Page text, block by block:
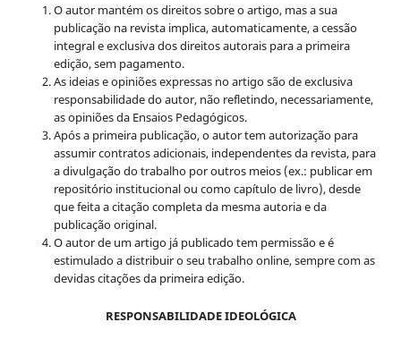
O autor mantém os direitos sobre o artigo, mas a sua
publicação na revista implica, automaticamente, a cessão
integral e exclusiva dos direitos autorais para a primeira
edição, sem pagamento.
As ideias e opiniões expressas no artigo são de exclusiva
responsabilidade do autor, não refletindo, necessariamente,
as opiniões da Ensaios Pedagógicos.
Após a primeira publicação, o autor tem autorização para
assumir contratos adicionais, independentes da revista, para
a divulgação do trabalho por outros meios (ex.: publicar em
repositório institucional ou como capítulo de livro), desde
que feita a citação completa da mesma autoria e da
publicação original.
O autor de um artigo já publicado tem permissão e é
estimulado a distribuir o seu trabalho online, sempre com as
devidas citações da primeira edição.
RESPONSABILIDADE IDEOLÓGICA